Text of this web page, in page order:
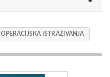
OPERACIJSKA ISTRAŽIVANJA